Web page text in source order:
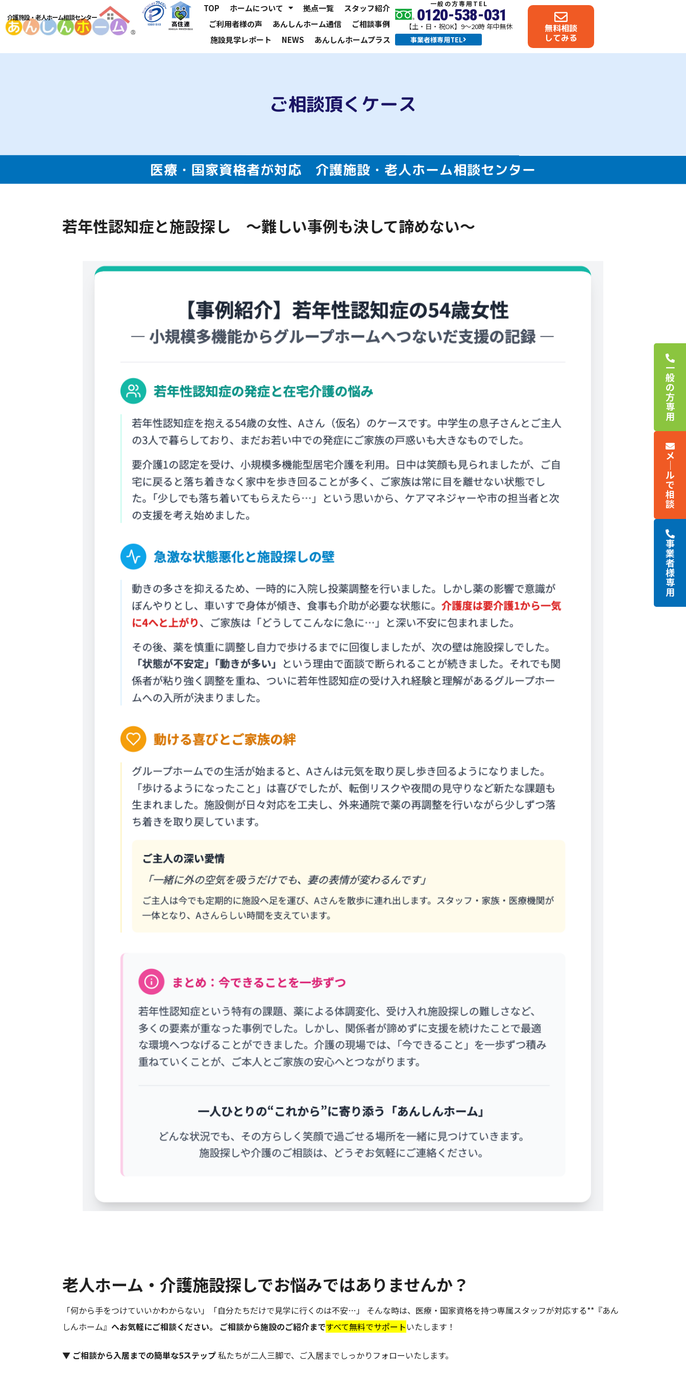
介護施設・老人ホーム相談センター
TOP ホームについて 拠点一覧
スタッフ紹介
ご利用者様の声
あんしんホーム通信
ご相談事例
施設見学レポート
NEWS あんしんホームプラス
一般の方専用TEL
0120-538-031
【土・日・祝OK】9～20時 年中無休
事業者様専用TEL
無料相談
してみる
ご相談頂くケース
医療・国家資格者が対応 介護施設・老人ホーム相談センター
若年性認知症と施設探し 〜難しい事例も決して諦めない〜
老人ホーム・介護施設探しでお悩みではありませんか？
「何から手をつけていいかわからない」「自分たちだけで見学に行くのは不安…」 そんな時は、医療・国家資格を持つ専属スタッフが対応する**『あん
しんホーム』 へお気軽にご相談ください。 ご相談から施設のご紹介まですべて無料でサポートいたします！
▼ ご相談から入居までの簡単な5ステップ私たちが二人三脚で、ご入居までしっかりフォローいたします。
一
般
の
方
専
用
メ
｜
ル
で
相
談
事
業
者
様
専
用